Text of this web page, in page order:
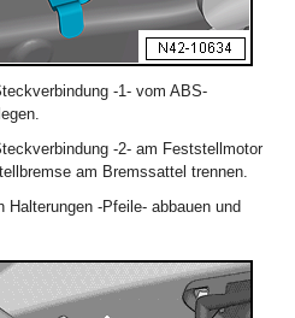
-1- vom ABS-
-2- am Feststellmotor
am Bremssattel trennen.
-Pfeile- abbauen und